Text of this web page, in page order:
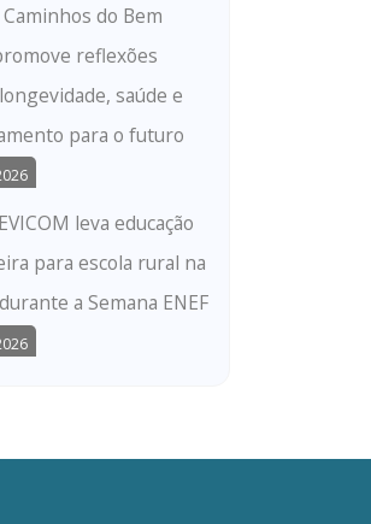
do Bem
reflexões
saúde e
para o futuro
leva educação
para escola rural na
a Semana ENEF